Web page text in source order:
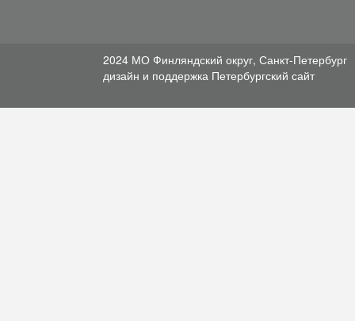
2024 МО Финляндский округ, Санкт-Петербург
дизайн и поддержка Петербургский сайт